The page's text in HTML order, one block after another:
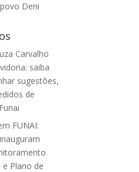
Deni
Carvalho
saiba
sugestões,
de
FUNAI:
Plano de